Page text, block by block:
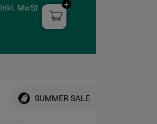
Inkl. MwSt
SUMMER SALE